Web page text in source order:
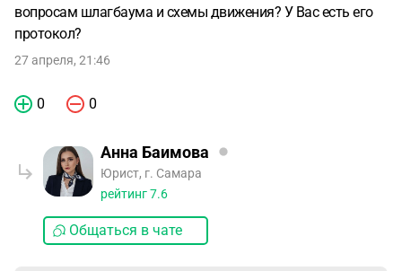
вопросам шлагбаума и схемы движения? У Вас есть его
протокол?
27 апреля, 21:46
0 0
Анна Баимова
Юрист, г. Самара
рейтинг7.6
Общаться в чате